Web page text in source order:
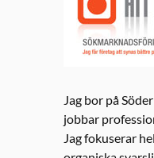
Jag bor på
jobbar
Jag fokuserar